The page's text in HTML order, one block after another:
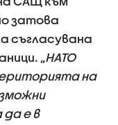
затова
съгласувана
„НАТО
на
е в